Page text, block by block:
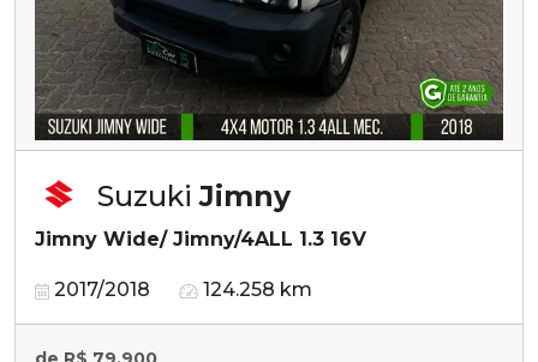
SuzukiJimny
Jimny Wide/ Jimny/4ALL 1.3 16V
2017/2018 124.258 km